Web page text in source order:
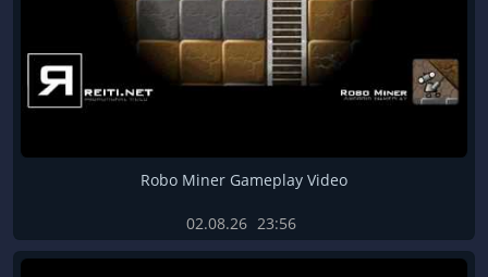
Robo Miner Gameplay Video
02.08.26 23:56